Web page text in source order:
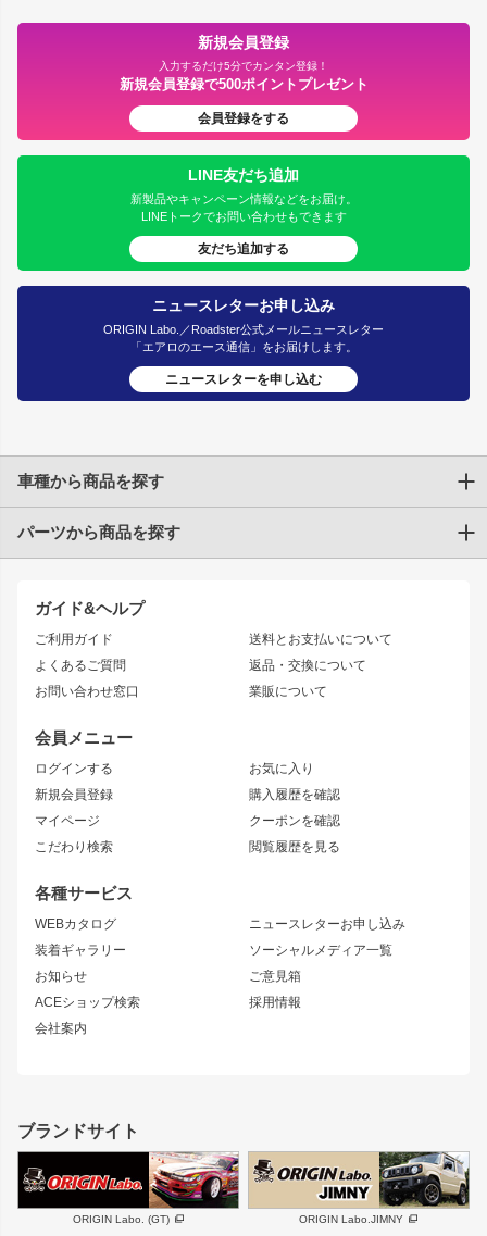
新規会員登録
入力するだけ5分でカンタン登録！
新規会員登録で500ポイントプレゼント
会員登録をする
LINE友だち追加
新製品やキャンペーン情報などをお届け。
LINEトークでお問い合わせもできます
友だち追加する
ニュースレターお申し込み
ORIGIN Labo.／Roadster公式メールニュースレター
「エアロのエース通信」をお届けします。
ニュースレターを申し込む
ガイド&ヘルプ
ご利用ガイド
よくあるご質問
お問い合わせ窓口
送料とお支払いについて
返品・交換について
業販について
会員メニュー
ログインする
新規会員登録
マイページ
こだわり検索
お気に入り
購入履歴を確認
クーポンを確認
閲覧履歴を見る
各種サービス
WEBカタログ
装着ギャラリー
お知らせ
ACEショップ検索
会社案内
ニュースレターお申し込み
ソーシャルメディア一覧
ご意見箱
採用情報
車種から商品を探す
トヨタ
JZX90 CHASER
JZX110 MARK II
JZX100 MARK II
JZX90 MARK II
トレノ
マークX
アリスト
ソアラ
アルテッツァ
ニッサン
S15 シルビア
S14 シルビア 後期
S13 シルビア
180SX
シルエイティ
ワンビア
ローレル
セフィーロ
キャラバン
スズキ
GS350
SC
スバル 三菱
デリカ D:5
パーツから商品を探す
エアロシリーズ
ドリフトライン
風神
雷神
レーシングライン
アタックライン
ストリームライン
リアウイング
ジムニーパーツ
ホイール
MUD-S7
MUD-SR7
まつど家 鉄漢
ボンネット
フェンダー
サイドパーツ
リアゲート
メンテナンスパーツ
ハイエースパーツ
ブランドサイト
ORIGIN Labo. (GT) ORIGIN Labo.JIMNY